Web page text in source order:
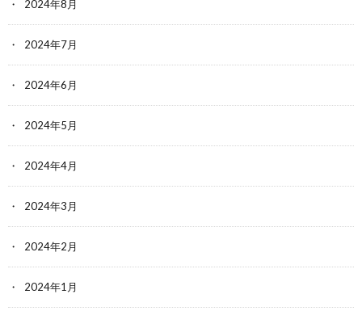
2024年8月
2024年7月
2024年6月
2024年5月
2024年4月
2024年3月
2024年2月
2024年1月